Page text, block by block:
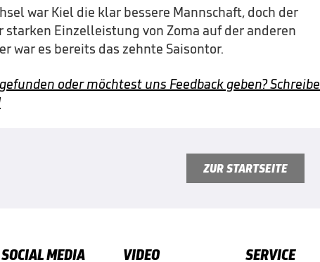
war Kiel die klar bessere Mannschaft, doch der
starken Einzelleistung von Zoma auf der anderen
war es bereits das zehnte Saisontor.
oder möchtest uns Feedback geben? Schreibe
ZUR STARTSEITE
SOCIAL MEDIA VIDEO SERVICE